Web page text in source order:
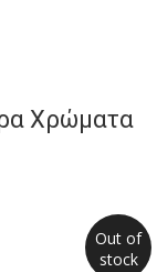
Χρώματα
Out of
stock